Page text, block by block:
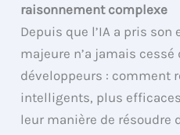
raisonnement complexe
Depuis que l’IA a pris
majeure n’a jamais cessé
développeurs : comment
intelligents, plus
leur manière de résoudre